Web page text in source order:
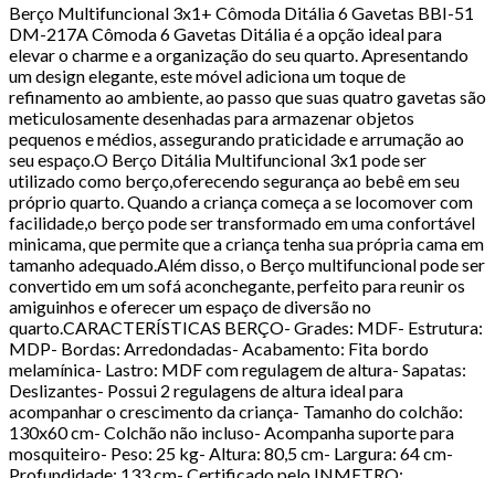
Berço Multifuncional 3x1+ Cômoda Ditália 6 Gavetas BBI-51
DM-217A Cômoda 6 Gavetas Ditália é a opção ideal para
elevar o charme e a organização do seu quarto. Apresentando
um design elegante, este móvel adiciona um toque de
refinamento ao ambiente, ao passo que suas quatro gavetas são
meticulosamente desenhadas para armazenar objetos
pequenos e médios, assegurando praticidade e arrumação ao
seu espaço.O Berço Ditália Multifuncional 3x1 pode ser
utilizado como berço,oferecendo segurança ao bebê em seu
próprio quarto. Quando a criança começa a se locomover com
facilidade,o berço pode ser transformado em uma confortável
minicama, que permite que a criança tenha sua própria cama em
tamanho adequado.Além disso, o Berço multifuncional pode ser
convertido em um sofá aconchegante, perfeito para reunir os
amiguinhos e oferecer um espaço de diversão no
quarto.CARACTERÍSTICAS BERÇO- Grades: MDF- Estrutura:
MDP- Bordas: Arredondadas- Acabamento: Fita bordo
melamínica- Lastro: MDF com regulagem de altura- Sapatas:
Deslizantes- Possui 2 regulagens de altura ideal para
acompanhar o crescimento da criança- Tamanho do colchão:
130x60 cm- Colchão não incluso- Acompanha suporte para
mosquiteiro- Peso: 25 kg- Altura: 80,5 cm- Largura: 64 cm-